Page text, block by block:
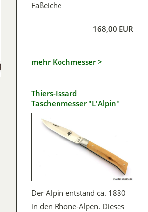
Faßeiche
168,00 EUR
mehr Kochmesser >
Thiers-Issard
Taschenmesser "L'Alpin"
Der Alpin entstand ca. 1880
in den Rhone-Alpen. Dieses